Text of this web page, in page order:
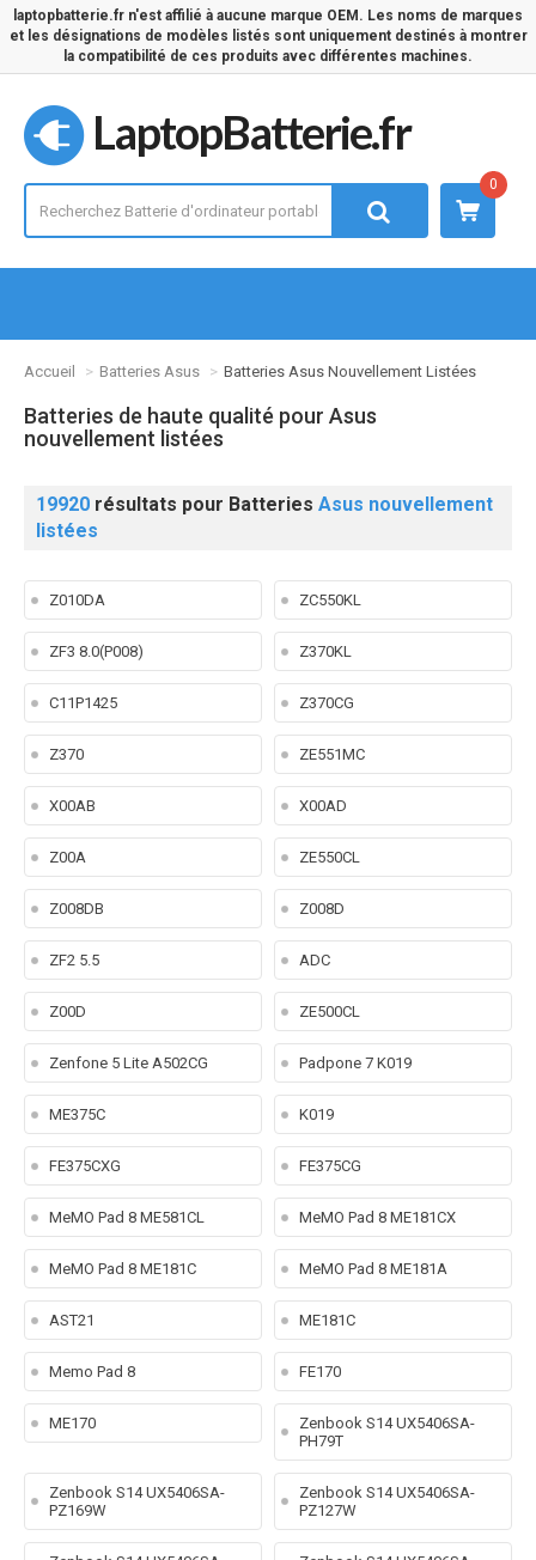
laptopbatterie.fr n'est affilié à aucune marque OEM. Les noms de marques
et les désignations de modèles listés sont uniquement destinés à montrer
la compatibilité de ces produits avec différentes machines.
LaptopBatterie.fr
0
Accueil Batteries Asus Batteries Asus Nouvellement Listées
Batteries de haute qualité pour Asus
nouvellement listées
19920 résultats pour Batteries Asus nouvellement
listées
Z010DA ZC550KL
ZF3 8.0(P008) Z370KL
C11P1425 Z370CG
Z370 ZE551MC
X00AB X00AD
Z00A ZE550CL
Z008DB Z008D
ZF2 5.5 ADC
Z00D ZE500CL
Zenfone 5 Lite A502CG Padpone 7 K019
ME375C K019
FE375CXG FE375CG
MeMO Pad 8 ME581CL MeMO Pad 8 ME181CX
MeMO Pad 8 ME181C MeMO Pad 8 ME181A
AST21 ME181C
Memo Pad 8 FE170
ME170
Zenbook S14 UX5406SA-
PH79T
Zenbook S14 UX5406SA-
PZ169W
Zenbook S14 UX5406SA-
PZ127W